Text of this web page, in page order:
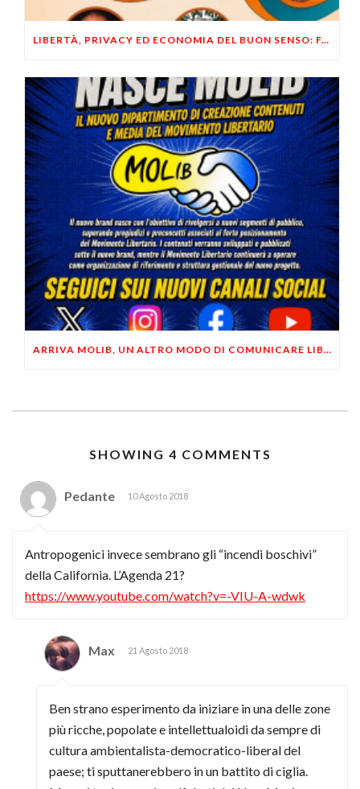
LIBERTÀ, PRIVACY ED ECONOMIA DEL BUON SENSO: FACCO E MUSUMECI A CASALECCHIO DI RENO (BO)
ARRIVA MOLIB, UN ALTRO MODO DI COMUNICARE LIBERTARIO
SHOWING 4 COMMENTS
Pedante 10 Agosto 2018
Antropogenici invece sembrano gli “incendi boschivi”
della California. L’Agenda 21?
https://www.youtube.com/watch?v=-VIU-A-wdwk
Max 21 Agosto 2018
Ben strano esperimento da iniziare in una delle zone
più ricche, popolate e intellettualoidi da sempre di
cultura ambientalista-democratico-liberal del
paese; ti sputtanerebbero in un battito di ciglia.